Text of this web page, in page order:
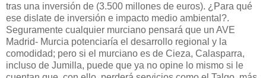
tras una inversión de (3.500 millones de euros). ¿Para qué
ese dislate de inversión e impacto medio ambiental?.
Seguramente cualquier murciano pensará que un AVE
Madrid- Murcia potenciaría el desarrollo regional y la
comodidad; pero si el murciano es de Cieza, Calasparra,
incluso de Jumilla, puede que ya no opine lo mismo si le